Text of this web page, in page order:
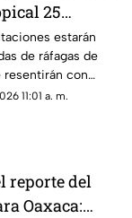
25
lluviasestarán
de ráfagas de
resentirán con
durante la tarde y
11:01 a. m.
reporte del
Oaxaca: